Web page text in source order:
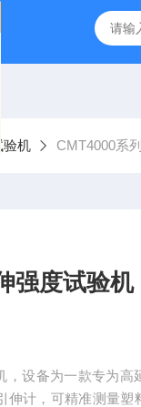
盛林碳硫高速分析仪
验机 CMT4000系
强度试验机
，设备为一款专为
伸计，可精准测量